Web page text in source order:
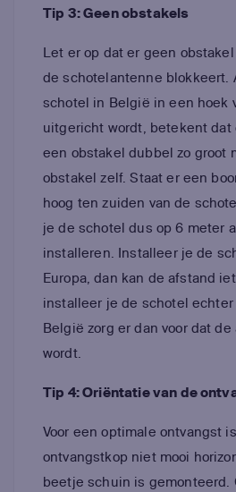
Tip 3: Geen obstakels
Let er op dat er geen
de schotelantenne blokkeert.
schotel in België in een hoek
uitgericht wordt, betekent dat
een obstakel dubbel zo groot
obstakel zelf. Staat er een
hoog ten zuiden van de
je de schotel dus op 6 meter
installeren. Installeer je de
Europa, dan kan de afstand
installeer je de schotel echter
België zorg er dan voor dat
wordt.
Tip 4: Oriëntatie van de
Voor een optimale ontvangst
ontvangstkop niet mooi
beetje schuin is gemonteerd.